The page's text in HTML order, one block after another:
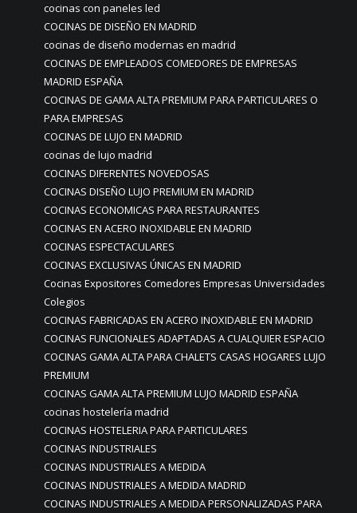
cocinas con paneles led
COCINAS DE DISEÑO EN MADRID
cocinas de diseño modernas en madrid
COCINAS DE EMPLEADOS COMEDORES DE EMPRESAS
MADRID ESPAÑA
COCINAS DE GAMA ALTA PREMIUM PARA PARTICULARES O
PARA EMPRESAS
COCINAS DE LUJO EN MADRID
cocinas de lujo madrid
COCINAS DIFERENTES NOVEDOSAS
COCINAS DISEÑO LUJO PREMIUM EN MADRID
COCINAS ECONOMICAS PARA RESTAURANTES
COCINAS EN ACERO INOXIDABLE EN MADRID
COCINAS ESPECTACULARES
COCINAS EXCLUSIVAS ÚNICAS EN MADRID
Cocinas Expositores Comedores Empresas Universidades
Colegios
COCINAS FABRICADAS EN ACERO INOXIDABLE EN MADRID
COCINAS FUNCIONALES ADAPTADAS A CUALQUIER ESPACIO
COCINAS GAMA ALTA PARA CHALETS CASAS HOGARES LUJO
PREMIUM
COCINAS GAMA ALTA PREMIUM LUJO MADRID ESPAÑA
cocinas hostelería madrid
COCINAS HOSTELERIA PARA PARTICULARES
COCINAS INDUSTRIALES
COCINAS INDUSTRIALES A MEDIDA
COCINAS INDUSTRIALES A MEDIDA MADRID
COCINAS INDUSTRIALES A MEDIDA PERSONALIZADAS PARA